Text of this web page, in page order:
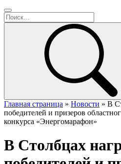
Главная страница » Новости » В
победителей и призеров
конкурса «Энергомарафон»
В Столбцах